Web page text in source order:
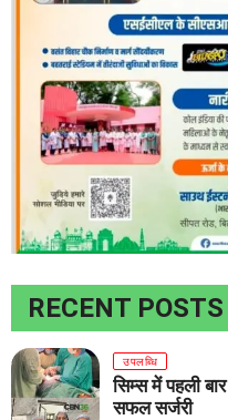
RECENT POSTS
उपलब्धि
सिम्स में पहली
सफल सर्जरी